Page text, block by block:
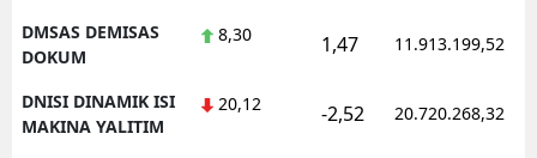
DMSAS DEMISAS
DOKUM
8,30 1,47 11.913.199,52
DNISI DINAMIK ISI
MAKINA YALITIM
20,12 -2,52 20.720.268,32